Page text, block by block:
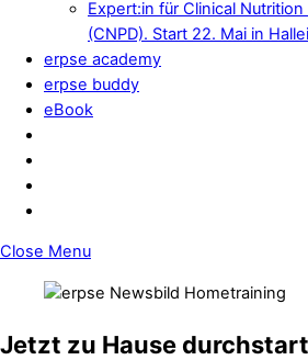
Expert:in für Clinical
(CNPD). Start 22. Mai in
erpse academy
erpse buddy
eBook
Close Menu
Jetzt zu Hause